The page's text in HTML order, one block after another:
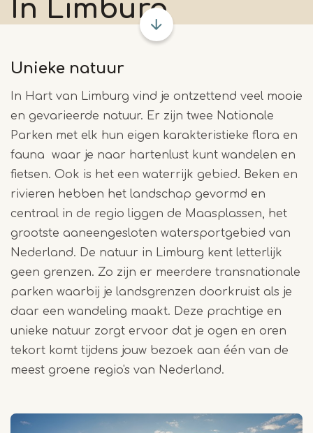
In Limburg
Unieke natuur
In Hart van Limburg vind je ontzettend veel mooie
en gevarieerde natuur. Er zijn twee Nationale
Parken met elk hun eigen karakteristieke flora en
fauna waar je naar hartenlust kunt wandelen en
fietsen. Ook is het een waterrijk gebied. Beken en
rivieren hebben het landschap gevormd en
centraal in de regio liggen de Maasplassen, het
grootste aaneengesloten watersportgebied van
Nederland. De natuur in Limburg kent letterlijk
geen grenzen. Zo zijn er meerdere transnationale
parken waarbij je landsgrenzen doorkruist als je
daar een wandeling maakt. Deze prachtige en
unieke natuur zorgt ervoor dat je ogen en oren
tekort komt tijdens jouw bezoek aan één van de
meest groene regio's van Nederland.